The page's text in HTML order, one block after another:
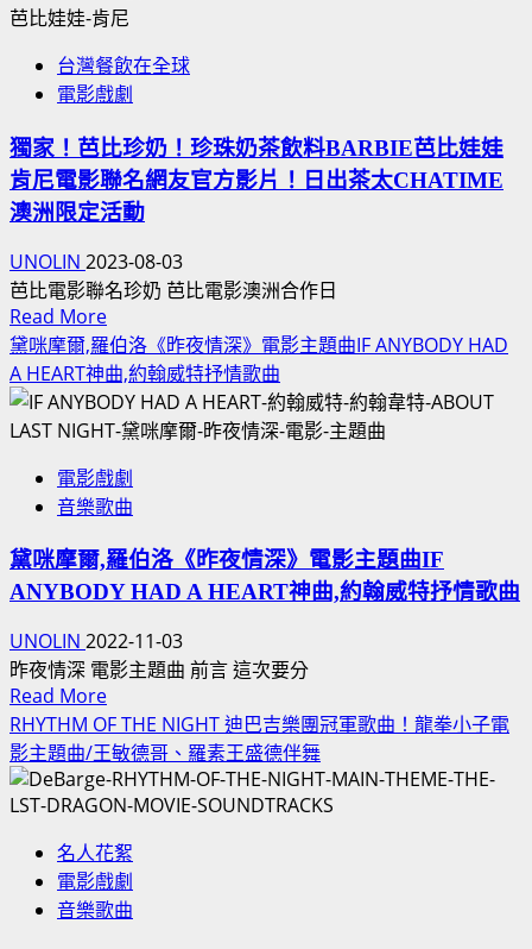
鯤
下
水
沉
默
的
隊
日
本
潛
艇
軍
事
電
影
VS
中
國
潛
艦
失
事！
大
澤
隆
夫
清
德
合
台灣餐飲在全球
電影戲劇
獨家！芭比珍奶！珍珠奶茶飲料BARBIE芭比娃娃
肯尼電影聯名網友官方影片！日出茶太CHATIME
澳洲限定活動
UNOLIN 2023-08-03
芭比電影聯名珍奶 芭比電影澳洲合作日
Read MoreRead
more
about
獨
家！
比
珍
珍
珠
茶
飲
料
BARBIE
芭
比
娃
肯
尼
黛咪摩爾,羅伯洛《昨夜情深》電影主題曲IF ANYBODY HAD
A HEART神曲,約翰威特抒情歌曲
電影戲劇
音樂歌曲
黛咪摩爾,羅伯洛《昨夜情深》電影主題曲IF
ANYBODY HAD A HEART神曲,約翰威特抒情歌曲
UNOLIN 2022-11-03
昨夜情深 電影主題曲 前言 這次要分
Read MoreRead
more
about
黛
咪
爾,
羅
伯
RHYTHM OF THE NIGHT 迪巴吉樂團冠軍歌曲！龍拳小子電
影主題曲/王敏德哥、羅素王盛德伴舞
名人花絮
電影戲劇
音樂歌曲